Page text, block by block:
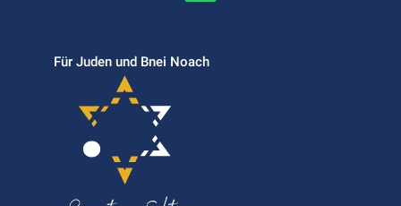
Für Juden und Bnei Noach